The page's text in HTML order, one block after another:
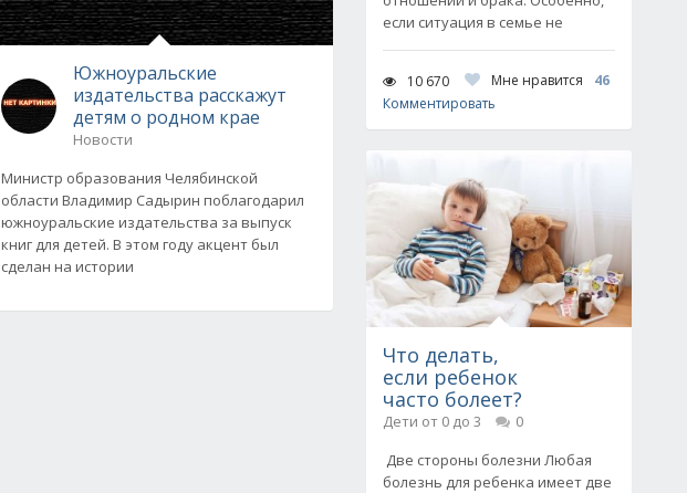
Южноуральские
издательства расскажут
детям о родном крае
Новости
Министр образования Челябинской
области Владимир Садырин поблагодарил
южноуральские издательства за выпуск
книг для детей. В этом году акцент был
сделан на истории
если ситуация в семье не
10 670 Мне нравится
46
Комментировать
Что делать,
если ребенок
часто болеет?
Дети от 0 до 3
0
Две стороны болезни Любая
болезнь для ребенка имеет две